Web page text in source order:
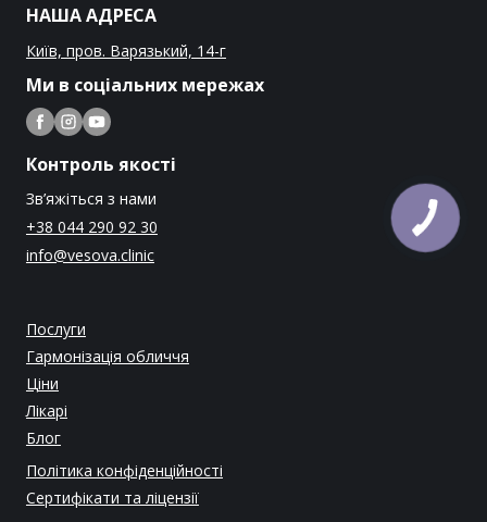
НАША АДРЕСА
Київ, пров. Варязький, 14-г
Ми в соціальних мережах
Контроль якості
Зв’яжіться з нами
+38 044 290 92 30
info@vesova.clinic
Послуги
Гармонізація обличчя
Ціни
Лікарі
Блог
Політика конфіденційності
Сертифікати та ліцензії